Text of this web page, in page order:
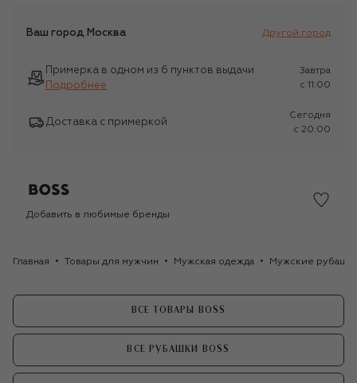
Ваш город Москва Другой город
Примерка в одном из 6 пунктов выдачи
Подробнее
Завтра
c 11:00
Доставка с примеркой
Сегодня
c 20:00
Добавить в любимые бренды
Главная Товары для мужчин Мужская одежда Мужские
ВСЕ ТОВАРЫ BOSS
ВСЕ РУБАШКИ BOSS